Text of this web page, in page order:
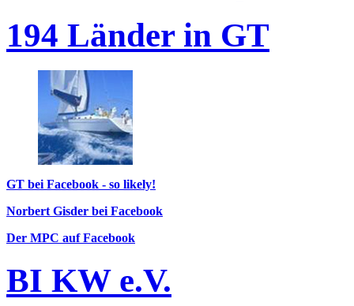
194 Länder in GT
GT bei Facebook - so likely!
Norbert Gisder bei Facebook
Der MPC auf Facebook
BI KW e.V.